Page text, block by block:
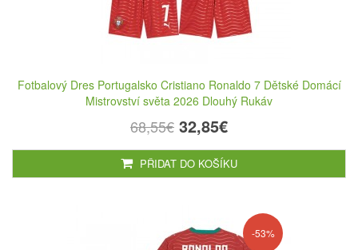
Fotbalový Dres Portugalsko Cristiano Ronaldo 7 Dětské Domácí
Mistrovství světa 2026 Dlouhý Rukáv
68,55€ 32,85€
PŘIDAT DO KOŠÍKU
-53%